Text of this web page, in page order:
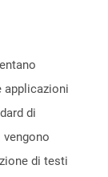
applicazioni
di
vengono
di testi